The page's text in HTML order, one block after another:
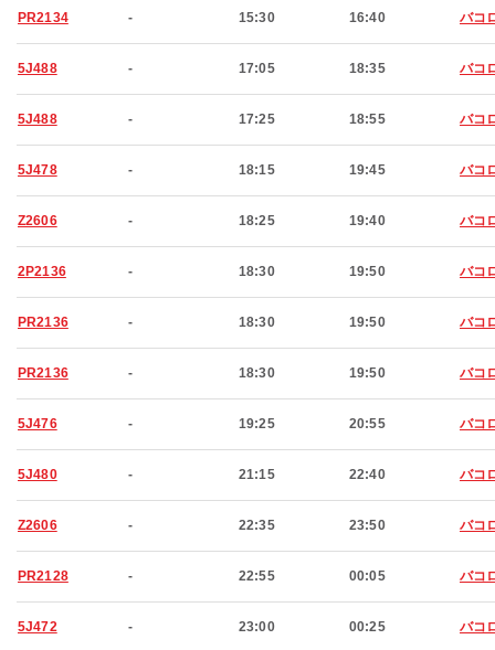
PR2134 - 15:30 16:40 バコ
5J488 - 17:05 18:35 バコ
5J488 - 17:25 18:55 バコ
5J478 - 18:15 19:45 バコ
Z2606 - 18:25 19:40 バコ
2P2136 - 18:30 19:50 バコ
PR2136 - 18:30 19:50 バコ
PR2136 - 18:30 19:50 バコ
5J476 - 19:25 20:55 バコ
5J480 - 21:15 22:40 バコ
Z2606 - 22:35 23:50 バコ
PR2128 - 22:55 00:05 バコ
5J472 - 23:00 00:25 バコ